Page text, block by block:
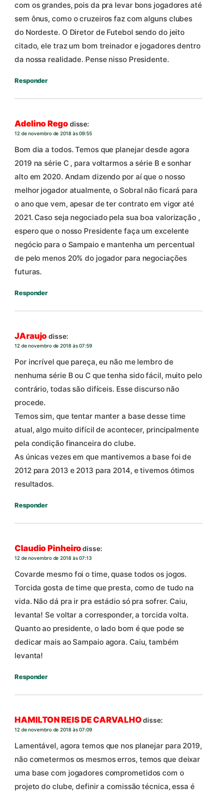
com os grandes, pois da pra levar bons jogadores até
sem ônus, como o cruzeiros faz com alguns clubes
do Nordeste. O Diretor de Futebol sendo do jeito
citado, ele traz um bom treinador e jogadores dentro
da nossa realidade. Pense nisso Presidente.
Responder
Adelino Rego disse:
12 de novembro de 2018 às 09:55
Bom dia a todos. Temos que planejar desde agora
2019 na série C , para voltarmos a série B e sonhar
alto em 2020. Andam dizendo por aí que o nosso
melhor jogador atualmente, o Sobral não ficará para
o ano que vem, apesar de ter contrato em vigor até
2021. Caso seja negociado pela sua boa valorização ,
espero que o nosso Presidente faça um excelente
negócio para o Sampaio e mantenha um percentual
de pelo menos 20% do jogador para negociações
futuras.
Responder
JAraujo disse:
12 de novembro de 2018 às 07:59
Por incrível que pareça, eu não me lembro de
nenhuma série B ou C que tenha sido fácil, muito pelo
contrário, todas são difíceis. Esse discurso não
procede.
Temos sim, que tentar manter a base desse time
atual, algo muito difícil de acontecer, principalmente
pela condição financeira do clube.
As únicas vezes em que mantivemos a base foi de
2012 para 2013 e 2013 para 2014, e tivemos ótimos
resultados.
Responder
Claudio Pinheirodisse:
12 de novembro de 2018 às 07:13
Covarde mesmo foi o time, quase todos os jogos.
Torcida gosta de time que presta, como de tudo na
vida. Não dá pra ir pra estádio só pra sofrer. Caiu,
levanta! Se voltar a corresponder, a torcida volta.
Quanto ao presidente, o lado bom é que pode se
dedicar mais ao Sampaio agora. Caiu, também
levanta!
Responder
HAMILTON REIS DE CARVALHO disse:
12 de novembro de 2018 às 07:09
Lamentável, agora temos que nos planejar para 2019,
não cometermos os mesmos erros, temos que deixar
uma base com jogadores comprometidos com o
projeto do clube, definir a comissão técnica, essa é